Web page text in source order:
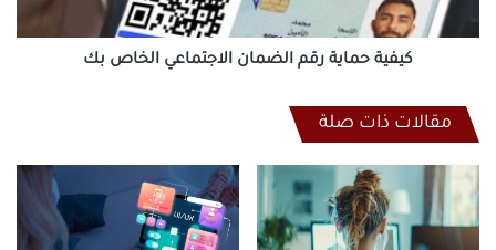
كيفية حماية رقم الضمان الاجتماعي الخاص بك
مقالات ذات صلة